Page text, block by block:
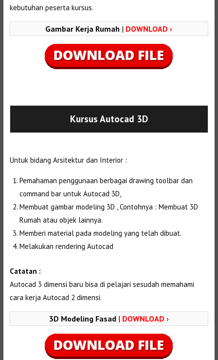
kebutuhan peserta kursus.
Gambar Kerja Rumah | DOWNLOAD ›
Kursus Autocad 3D
Untuk bidang Arsitektur dan Interior :
Pemahaman penggunaan berbagai drawing toolbar dan
command bar untuk Autocad 3D,
Membuat gambar modeling 3D , Contohnya : Membuat 3D
Rumah atau objek lainnya.
Memberi material pada modeling yang telah dibuat.
Melakukan rendering Autocad
Catatan :
Autocad 3 dimensi baru bisa di pelajari sesudah memahami
cara kerja Autocad 2 dimensi.
3D Modeling Fasad | DOWNLOAD ›